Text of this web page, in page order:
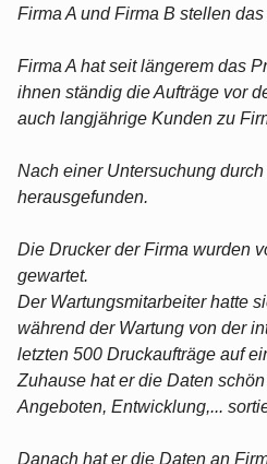
Firma A und Firma B stellen
Firma A hat seit längerem das
ihnen ständig die Aufträge vor
auch langjährige Kunden zu
Nach einer Untersuchung
herausgefunden.
Die Drucker der Firma wurden
gewartet.
Der Wartungsmitarbeiter hatte
während der Wartung von der
letzten 500 Druckaufträge auf
Zuhause hat er die Daten
Angeboten, Entwicklung,...
Danach hat er die Daten an